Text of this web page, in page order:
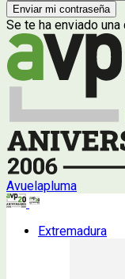
Se te ha enviado
Avuelapluma
Extremadura